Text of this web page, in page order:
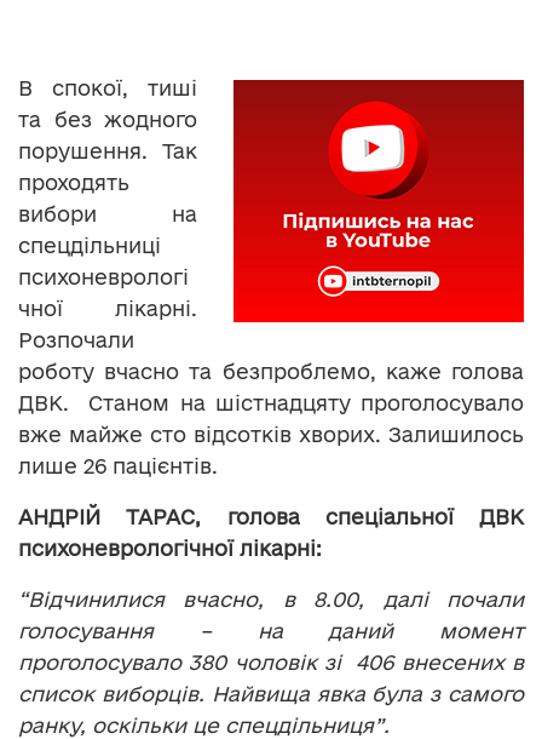
В спокої, тиші
та без жодного
порушення. Так
проходять
вибори на
спецдільниці
психоневрологі
чної лікарні.
Розпочали
роботу вчасно та безпроблемо, каже голова
ДВК. Станом на шістнадцяту проголосувало
вже майже сто відсотків хворих. Залишилось
лише 26 пацієнтів.
АНДРІЙ ТАРАС, голова спеціальної ДВК
психоневрологічної лікарні:
“Відчинилися вчасно, в 8.00, далі почали
голосування – на даний момент
проголосувало 380 чоловік зі 406 внесених в
список виборців. Найвища явка була з самого
ранку, оскільки це спецдільниця”.